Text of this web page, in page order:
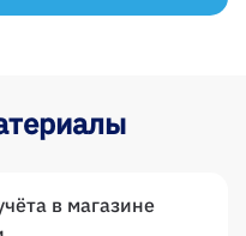
в магазине